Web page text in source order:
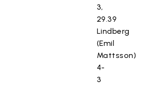
3,
29.39
Lindberg
(Emil
Mattsson)
4-
3